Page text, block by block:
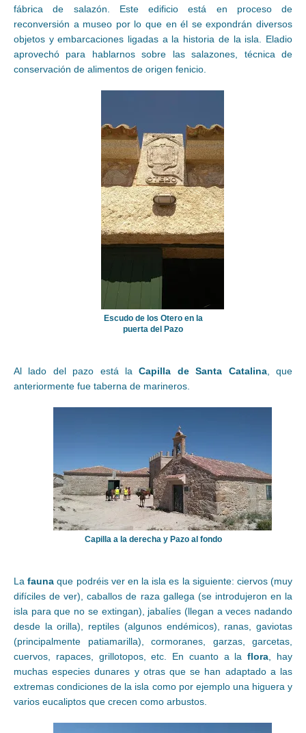
fábrica de salazón. Este edificio está en proceso de
reconversión a museo por lo que en él se expondrán diversos
objetos y embarcaciones ligadas a la historia de la isla. Eladio
aprovechó para hablarnos sobre las salazones, técnica de
conservación de alimentos de origen fenicio.
Escudo de los Otero en la
puerta del Pazo
Al lado del pazo está laCapilla de Santa Catalina, que
anteriormente fue taberna de marineros.
Capilla a la derecha y Pazo al fondo
Lafauna que podréis ver en la isla es la siguiente: ciervos (muy
difíciles de ver), caballos de raza gallega (se introdujeron en la
isla para que no se extingan), jabalíes (llegan a veces nadando
desde la orilla), reptiles (algunos endémicos), ranas, gaviotas
(principalmente patiamarilla), cormoranes, garzas, garcetas,
cuervos, rapaces, grillotopos, etc. En cuanto a laflora , hay
muchas especies dunares y otras que se han adaptado a las
extremas condiciones de la isla como por ejemplo una higuera y
varios eucaliptos que crecen como arbustos.